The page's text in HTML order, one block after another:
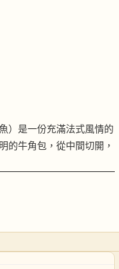
）是一份充滿法式風情的
的牛角包，從中間切開，